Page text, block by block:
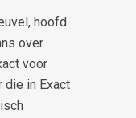
hoofd
over
voor
die in Exact